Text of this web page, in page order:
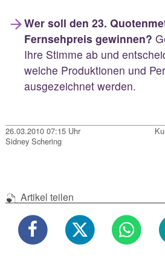
Wer soll den 23.
Fernsehpreis gewinnen?
Ihre Stimme ab und
welche Produktionen und
ausgezeichnet werden.
26.03.2010 07:15 Uhr
Sidney Schering
Artikel teilen